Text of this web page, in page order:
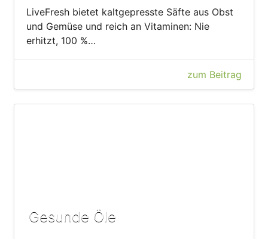
LiveFresh bietet kaltgepresste Säfte aus Obst
und Gemüse und reich an Vitaminen: Nie
erhitzt, 100 %…
zum Beitrag
Gesunde Öle